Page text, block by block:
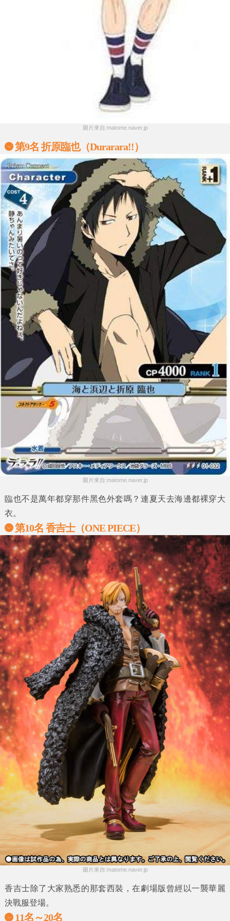
圖片來自:matome.naver.jp
第9名 折原臨也（Durarara!!）
圖片來自:matome.naver.jp
臨也不是萬年都穿那件黑色外套嗎？連夏天去海邊都裸穿大
衣。
第10名 香吉士（ONE PIECE）
圖片來自:matome.naver.jp
香吉士除了大家熟悉的那套西裝，在劇場版曾經以一襲華麗
決戰服登場。
11名～20名